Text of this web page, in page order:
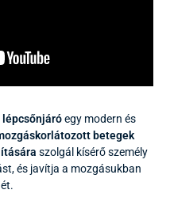
lépcsőnjáróegy modern és
betegek
szolgál kísérő személy
és javítja a mozgásukban